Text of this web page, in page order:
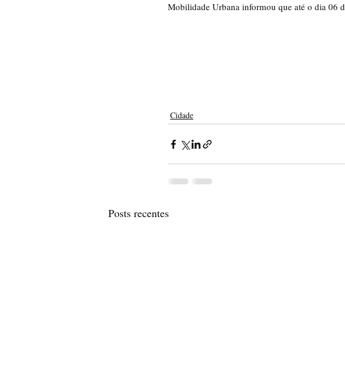
Mobilidade Urbana informou que até o dia 06
Cidade
Posts recentes